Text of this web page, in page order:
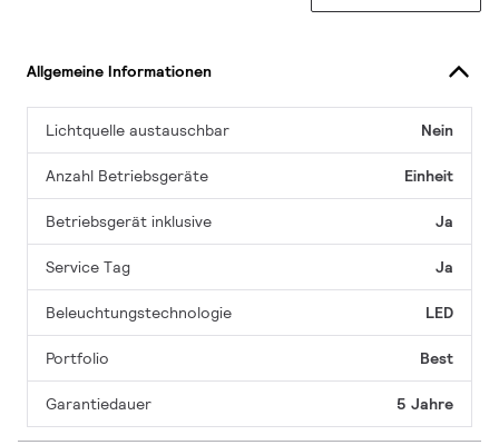
Allgemeine Informationen
Lichtquelle austauschbar Nein
Anzahl Betriebsgeräte Einheit
Betriebsgerät inklusive Ja
Service Tag Ja
Beleuchtungstechnologie LED
Portfolio Best
Garantiedauer 5 Jahre